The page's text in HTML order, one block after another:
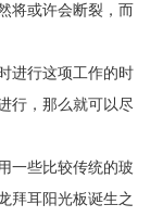
将或许会断裂，而
进行这项工作的时
行，那么就可以尽
一些比较传统的玻
拜耳阳光板诞生之